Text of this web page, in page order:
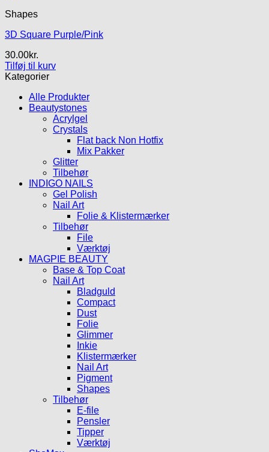
Shapes
3D Square Purple/Pink
30.00kr.
Tilføj til kurv
Kategorier
Alle Produkter
Beautystones
Acrylgel
Crystals
Flat back Non Hotfix
Mix Pakker
Glitter
Tilbehør
INDIGO NAILS
Gel Polish
Nail Art
Folie & Klistermærker
Tilbehør
File
Værktøj
MAGPIE BEAUTY
Base & Top Coat
Nail Art
Bladguld
Compact
Dust
Folie
Glimmer
Inkie
Klistermærker
Nail Art
Pigment
Shapes
Tilbehør
E-file
Pensler
Tipper
Værktøj